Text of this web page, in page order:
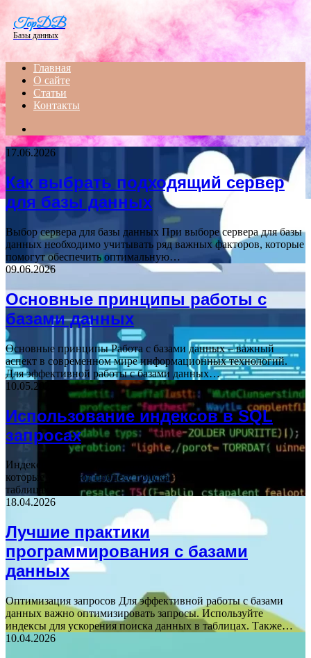
TopDB
Базы данных
Главная
О сайте
Статьи
Контакты
for
17.06.2026
Как выбрать подходящий сервер
для базы данных
Выбор сервера для базы данных При выборе сервера для базы
данных необходимо учитывать ряд важных факторов, которые
помогут обеспечить оптимальную…
09.06.2026
Основные принципы работы с
базами данных
Основные принципы Работа с базами данных – важный
аспект в современном мире информационных технологий.
Для эффективной работы с базами данных…
10.05.2026
Использование индексов в SQL
запросах
Индексы в SQL Индексы в SQL — это структуры данных,
которые ускоряют процесс поиска и сортировки записей в
таблицах баз…
18.04.2026
Лучшие практики
программирования с базами
данных
Оптимизация запросов Для эффективной работы с базами
данных важно оптимизировать запросы. Используйте
индексы для ускорения поиска данных в таблицах. Также…
10.04.2026